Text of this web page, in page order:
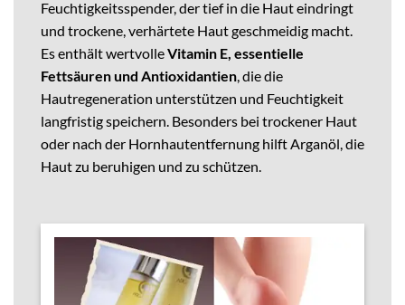
Feuchtigkeitsspender, der tief in die Haut eindringt
und trockene, verhärtete Haut geschmeidig macht.
Es enthält wertvolleVitamin E, essentielle
Fettsäuren und Antioxidantien, die die
Hautregeneration unterstützen und Feuchtigkeit
langfristig speichern. Besonders bei trockener Haut
oder nach der Hornhautentfernung hilft Arganöl, die
Haut zu beruhigen und zu schützen.